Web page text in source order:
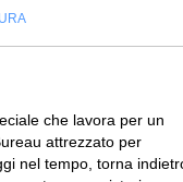
che lavora per un
attrezzato per
nel tempo, torna